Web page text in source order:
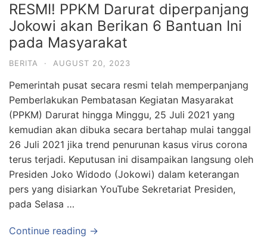
RESMI! PPKM Darurat diperpanjang
Jokowi akan Berikan 6 Bantuan Ini
pada Masyarakat
BERITA · AUGUST 20, 2023
Pemerintah pusat secara resmi telah memperpanjang
Pemberlakukan Pembatasan Kegiatan Masyarakat
(PPKM) Darurat hingga Minggu, 25 Juli 2021 yang
kemudian akan dibuka secara bertahap mulai tanggal
26 Juli 2021 jika trend penurunan kasus virus corona
terus terjadi. Keputusan ini disampaikan langsung oleh
Presiden Joko Widodo (Jokowi) dalam keterangan
pers yang disiarkan YouTube Sekretariat Presiden,
pada Selasa …
Continue reading →